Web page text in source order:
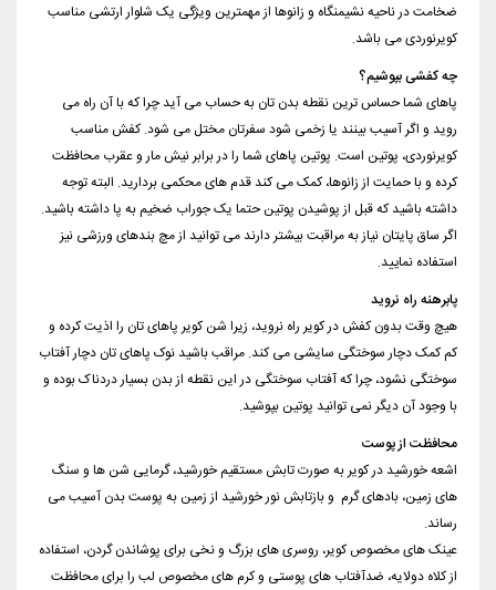
ضخامت در ناحیه نشیمنگاه و زانوها از مهمترین ویژگی یک شلوار ارتشی مناسب
کویرنوردی می باشد.
چه کفشی بپوشیم؟
پاهای شما حساس ترین نقطه بدن تان به حساب می آید چرا که با آن راه می
روید و اگر آسیب بینند یا زخمی شود سفرتان مختل می شود. کفش مناسب
کویرنوردی، پوتین است. پوتین پاهای شما را در برابر نیش مار و عقرب محافظت
کرده و با حمایت از زانوها، کمک می کند قدم های محکمی بردارید. البته توجه
داشته باشید که قبل از پوشیدن پوتین حتما یک جوراب ضخیم به پا داشته باشید.
اگر ساق پایتان نیاز به مراقبت بیشتر دارند می توانید از مچ بندهای ورزشی نیز
استفاده نمایید.
پابرهنه راه نروید
هیچ وقت بدون کفش در کویر راه نروید، زیرا شن کویر پاهای تان را اذیت کرده و
کم کمک دچار سوختگی سایشی می کند. مراقب باشید نوک پاهای تان دچار آفتاب
سوختگی نشود، چرا که آفتاب سوختگی در این نقطه از بدن بسیار دردناک بوده و
با وجود آن دیگر نمی توانید پوتین بپوشید.
محافظت از پوست
اشعه خورشید در کویر به صورت تابش مستقیم خورشید، گرمایی شن ها و سنگ
های زمین، بادهای گرم و بازتابش نور خورشید از زمین به پوست بدن آسیب می
رساند.
عینک های مخصوص کویر، روسری های بزرگ و نخی برای پوشاندن گردن، استفاده
از کلاه دولایه، ضدآفتاب های پوستی و کرم های مخصوص لب را برای محافظت